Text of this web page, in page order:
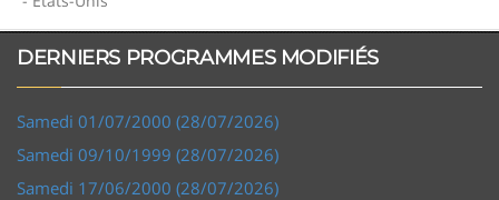
DERNIERS PROGRAMMES MODIFIÉS
Samedi 01/07/2000 (28/07/2026)
Samedi 09/10/1999 (28/07/2026)
Samedi 17/06/2000 (28/07/2026)